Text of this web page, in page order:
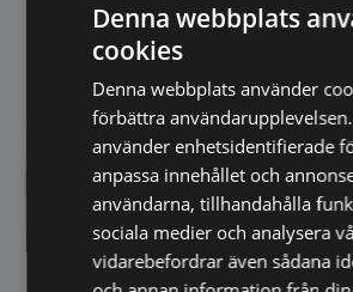
10L, svart, 230V/450W,
Ø330x(H)398 mm
3.496,00 SEK
Vi prisjämför Vi
Liknande
Denna webbplats
cookies
Denna webbplats använder
förbättra
använder enhetsidentifierade
anpassa innehållet och
användarna, tillhandahålla
sociala medier och analysera
vidarebefordrar även sådana